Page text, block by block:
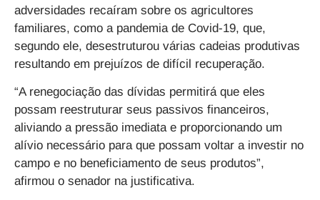
adversidades recaíram sobre os agricultores
familiares, como a pandemia de Covid-19, que,
segundo ele, desestruturou várias cadeias produtivas
resultando em prejuízos de difícil recuperação.
“A renegociação das dívidas permitirá que eles
possam reestruturar seus passivos financeiros,
aliviando a pressão imediata e proporcionando um
alívio necessário para que possam voltar a investir no
campo e no beneficiamento de seus produtos”,
afirmou o senador na justificativa.